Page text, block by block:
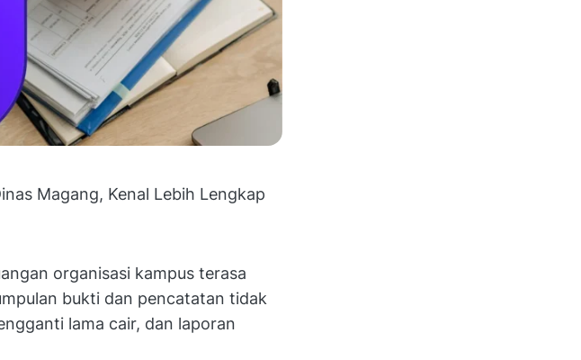
Magang, Kenal Lebih Lengkap
organisasi kampus terasa
bukti dan pencatatan tidak
lama cair, dan laporan